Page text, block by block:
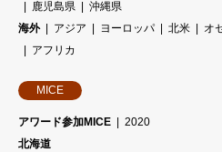
鹿児島県
沖縄県
海外
アジア ヨーロッパ 北米 オ
アフリカ
MICE
アワード参加MICE
2020
北海道